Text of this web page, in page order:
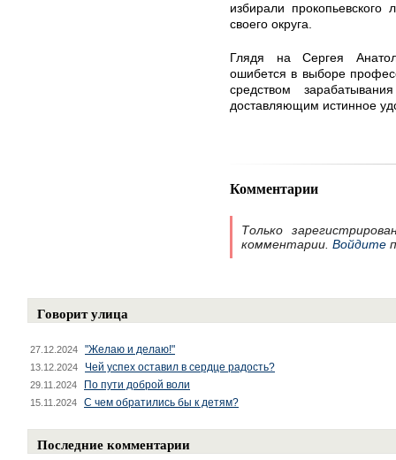
избирали
своего округа.
Глядя на Сергея
ошибется в выборе
средством
доставляющим истинное
Комментарии
Только
комментарии. Войдите
Говорит улица
27.12.2024 "Желаю и делаю!"
13.12.2024 Чей успех оставил в сердце радость?
29.11.2024 По пути доброй воли
15.11.2024 С чем обратились бы к детям?
Последние комментарии